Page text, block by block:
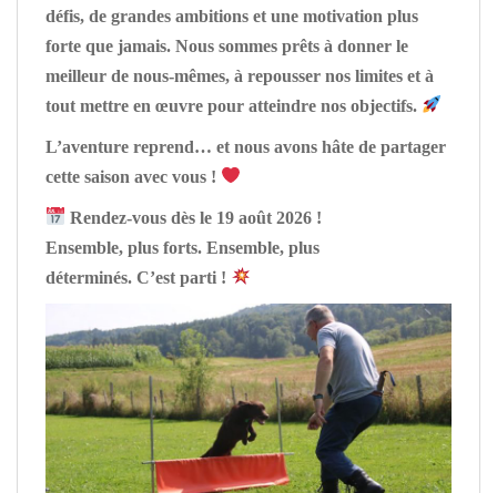
défis, de grandes ambitions et une motivation plus
forte que jamais. Nous sommes prêts à donner le
meilleur de nous-mêmes, à repousser nos limites et à
tout mettre en œuvre pour atteindre nos objectifs.
L’aventure reprend… et nous avons hâte de partager
cette saison avec vous !
Rendez-vous dès le 19 août 2026 !
Ensemble, plus forts. Ensemble, plus
déterminés. C’est parti !